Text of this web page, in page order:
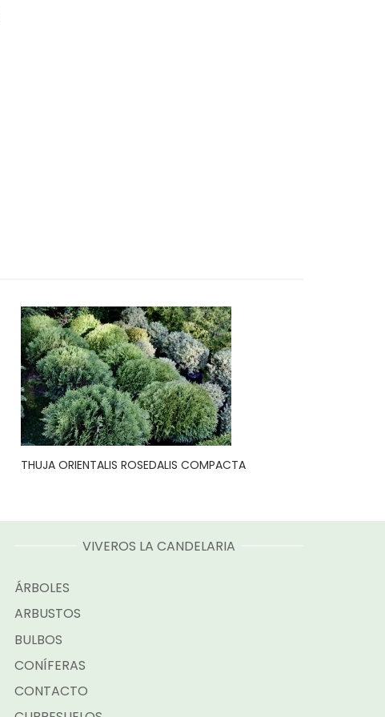
THUJA ORIENTALIS ROSEDALIS COMPACTA
VIVEROS LA CANDELARIA
ÁRBOLES
ARBUSTOS
BULBOS
CONÍFERAS
CONTACTO